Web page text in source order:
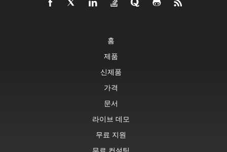
홈
제품
신제품
가격
문서
라이브 데모
무료 지원